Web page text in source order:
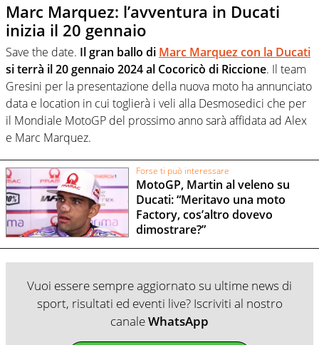
Marc Marquez: l’avventura in Ducati
inizia il 20 gennaio
Save the date. Il gran ballo di Marc Marquez con la Ducati
si terrà il 20 gennaio 2024 al Cocoricò di Riccione. Il team
Gresini per la presentazione della nuova moto ha annunciato
data e location in cui toglierà i veli alla Desmosedici che per
il Mondiale MotoGP del prossimo anno sarà affidata ad Alex
e Marc Marquez.
Forse ti può interessare
MotoGP, Martin al veleno su
Ducati: “Meritavo una moto
Factory, cos’altro dovevo
dimostrare?”
Vuoi essere sempre aggiornato su ultime news di
sport, risultati ed eventi live? Iscriviti al nostro
canaleWhatsApp